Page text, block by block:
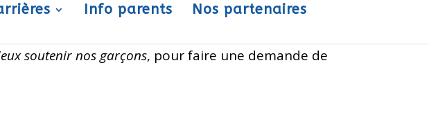
Info parents Nos partenaires
soutenir nos garçons, pour faire une demande de